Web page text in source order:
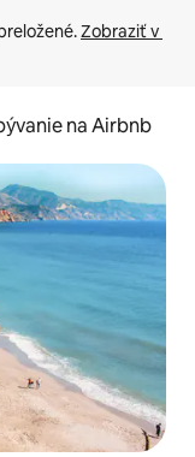
Zobraziť v
na Airbnb